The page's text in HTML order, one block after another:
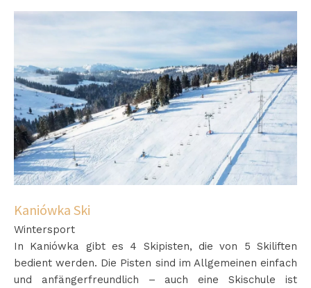
Kaniówka Ski
Wintersport
In Kaniówka gibt es 4 Skipisten, die von 5 Skiliften
bedient werden. Die Pisten sind im Allgemeinen einfach
und anfängerfreundlich – auch eine Skischule ist